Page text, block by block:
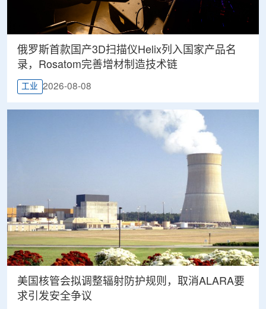
俄罗斯首款国产3D扫描仪Helix列入国家产品名
录，Rosatom完善增材制造技术链
工业 2026-08-08
美国核管会拟调整辐射防护规则，取消ALARA要
求引发安全争议